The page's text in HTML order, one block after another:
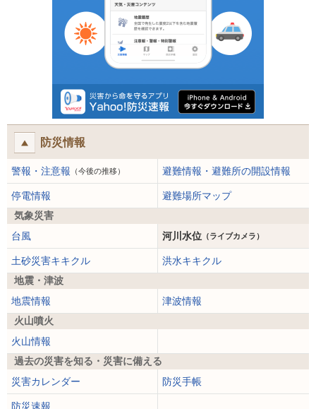
防災情報
警報・注意報 （今後の推移） 避難情報・避難所の開設情報
停電情報
避難場所マップ
気象災害
台風
河川水位 （ライブカメラ）
土砂災害キキクル
洪水キキクル
地震・津波
地震情報
津波情報
火山噴火
火山情報
過去の災害を知る・災害に備える
災害カレンダー
防災手帳
防災速報